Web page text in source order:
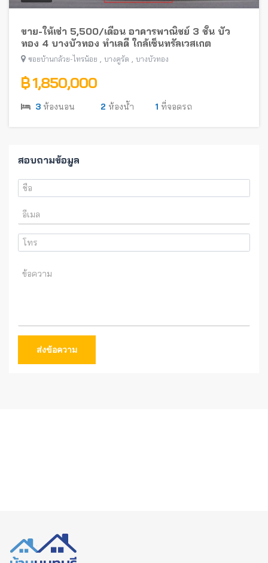
ขาย-ให้เช่า 5,500/เดือน อาคารพาณิชย์ 3 ชั้น บัว
ทอง 4 บางบัวทอง ทำเลดี ใกล้เซ็นทรัลเวสเกต
ซอยบ้านกล้วย-ไทรน้อย บางคูรัด บางบัวทอง
฿ 1,850,000
3 ห้องนอน 2 ห้องน้ำ 1 ที่จอดรถ
สอบถามข้อมูล
ส่งข้อความ